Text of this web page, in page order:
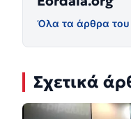
Όλα τα άρθρα του
Σχετικά